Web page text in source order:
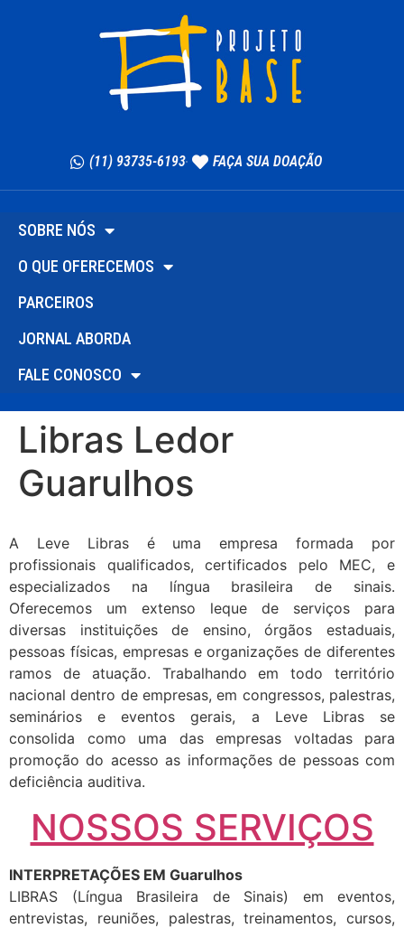
(11) 93735-6193 FAÇA SUA DOAÇÃO
SOBRE NÓS
O QUE OFERECEMOS
PARCEIROS
JORNAL ABORDA
FALE CONOSCO
Libras Ledor
Guarulhos
A Leve Libras é uma empresa formada por
profissionais qualificados, certificados pelo MEC, e
especializados na língua brasileira de sinais.
Oferecemos um extenso leque de serviços para
diversas instituições de ensino, órgãos estaduais,
pessoas físicas, empresas e organizações de diferentes
ramos de atuação. Trabalhando em todo território
nacional dentro de empresas, em congressos, palestras,
seminários e eventos gerais, a Leve Libras se
consolida como uma das empresas voltadas para
promoção do acesso as informações de pessoas com
deficiência auditiva.
NOSSOS SERVIÇOS
INTERPRETAÇÕES EM Guarulhos
LIBRAS (Língua Brasileira de Sinais) em eventos,
entrevistas, reuniões, palestras, treinamentos, cursos,